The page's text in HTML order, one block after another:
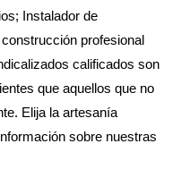
Instalador de
profesional
calificados son
que aquellos que no
Elija la artesanía
sobre nuestras